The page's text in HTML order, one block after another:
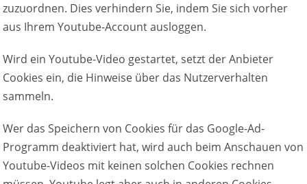
zuzuordnen. Dies verhindern Sie, indem Sie sich vorher
aus Ihrem Youtube-Account ausloggen.
Wird ein Youtube-Video gestartet, setzt der Anbieter
Cookies ein, die Hinweise über das Nutzerverhalten
sammeln.
Wer das Speichern von Cookies für das Google-Ad-
Programm deaktiviert hat, wird auch beim Anschauen von
Youtube-Videos mit keinen solchen Cookies rechnen